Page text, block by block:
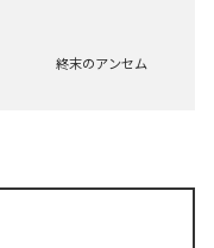
終末のアンセム